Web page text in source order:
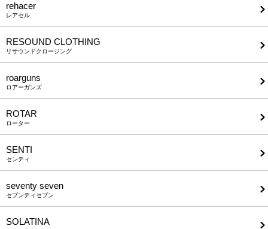
rehacer
レアセル
RESOUND CLOTHING
リサウンドクロージング
roarguns
ロアーガンズ
ROTAR
ローター
SENTI
センティ
seventy seven
セブンティセブン
SOLATINA